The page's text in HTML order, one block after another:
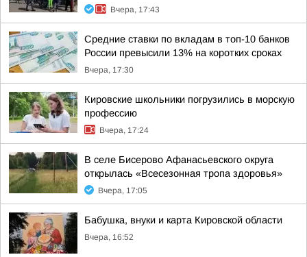
Вчера, 17:43
Средние ставки по вкладам в топ-10 банков
России превысили 13% на коротких сроках
Вчера, 17:30
Кировские школьники погрузились в морскую
профессию
Вчера, 17:24
В селе Бисерово Афанасьевского округа
открылась «Всесезонная тропа здоровья»
Вчера, 17:05
Бабушка, внуки и карта Кировской области
Вчера, 16:52